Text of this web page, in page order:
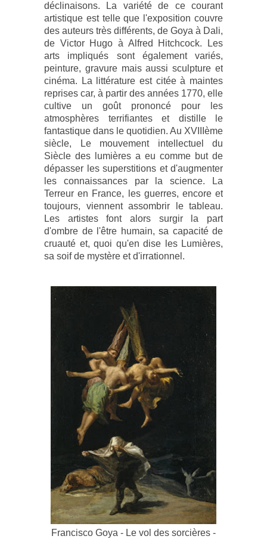
déclinaisons. La variété de ce courant
artistique est telle que l'exposition couvre
des auteurs très différents, de Goya à Dali,
de Victor Hugo à Alfred Hitchcock. Les
arts impliqués sont également variés,
peinture, gravure mais aussi sculpture et
cinéma. La littérature est citée à maintes
reprises car, à partir des années 1770, elle
cultive un goût prononcé pour les
atmosphères terrifiantes et distille le
fantastique dans le quotidien. Au XVIIIème
siècle, Le mouvement intellectuel du
Siècle des lumières a eu comme but de
dépasser les superstitions et d'augmenter
les connaissances par la science. La
Terreur en France, les guerres, encore et
toujours, viennent assombrir le tableau.
Les artistes font alors surgir la part
d'ombre de l'être humain, sa capacité de
cruauté et, quoi qu'en dise les Lumières,
sa soif de mystère et d'irrationnel.
Francisco Goya - Le vol des sorcières -